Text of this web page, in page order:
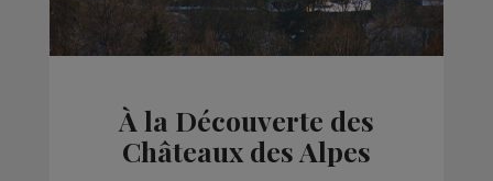
À la Découverte des
Châteaux des Alpes